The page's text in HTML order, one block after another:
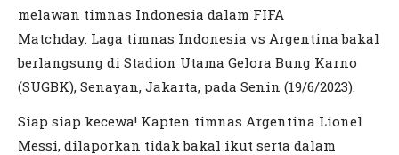
melawan timnas Indonesia dalam FIFA
Matchday. Laga timnas Indonesia vs Argentina bakal
berlangsung di Stadion Utama Gelora Bung Karno
(SUGBK), Senayan, Jakarta, pada Senin (19/6/2023).
Siap siap kecewa! Kapten timnas Argentina Lionel
Messi, dilaporkan tidak bakal ikut serta dalam